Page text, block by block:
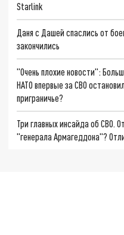
Starlink
Даня с Дашей спаслись от
закончились
"Очень плохие новости":
НАТО впервые за СВО
приграничье?
Три главных инсайда об СВО.
"генерала Армагеддона"?